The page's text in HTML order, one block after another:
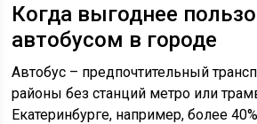
Когда выгоднее
автобусом в городе
Автобус – предпочтительный
районы без станций метро или
Екатеринбурге, например, более